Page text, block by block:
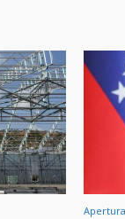
Apertura